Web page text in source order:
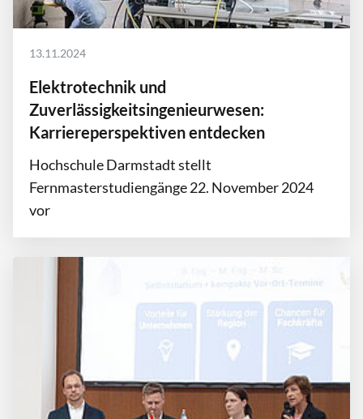
13.11.2024
Elektrotechnik und
Zuverlässigkeitsingenieurwesen:
Karriereperspektiven entdecken
Hochschule Darmstadt stellt
Fernmasterstudiengänge 22. November 2024
vor